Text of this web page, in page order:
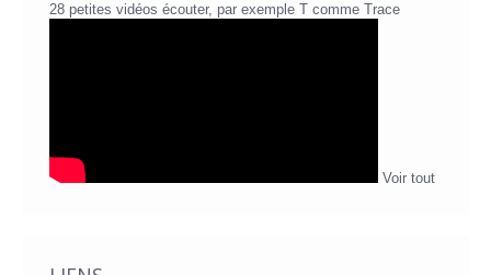
28 petites vidéos écouter, par exemple T comme Trace
Voir tout